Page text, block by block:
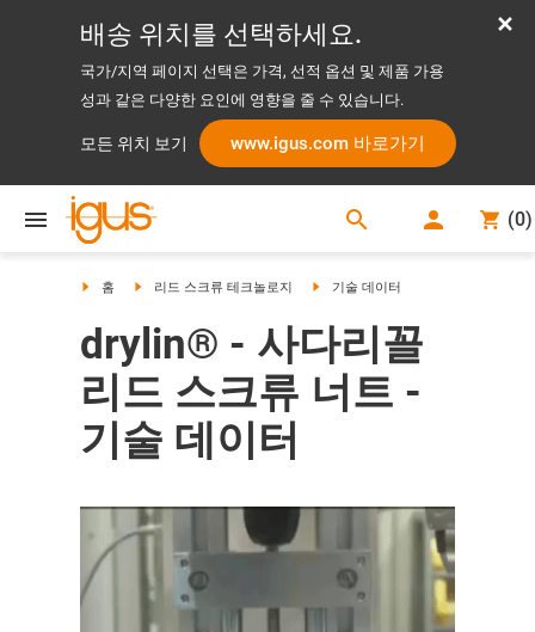
배송 위치를 선택하세요.
국가/지역 페이지 선택은 가격, 선적 옵션 및 제품 가용
성과 같은 다양한 요인에 영향을 줄 수 있습니다.
모든 위치 보기 www.igus.com 바로가기
search (0)
홈 리드 스크류 테크놀로지 기술 데이터
drylin® - 사다리꼴
리드 스크류 너트 -
기술 데이터